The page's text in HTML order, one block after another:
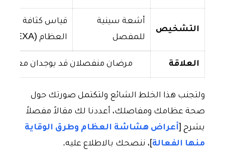
التشخيص
أشعة سينية
للمفصل
قياس كثافة
العظام (DEXA)
العلاقة مرضان منفصلان قد يوجدان معاً
ولتجنب هذا الخلط الشائع ولتكتمل صورتك حول
صحة عظامك ومفاصلك، أعددنا لك مقالاً مفصلاً
يشرح [ أعراض هشاشة العظام وطرق الوقاية
منها الفعالة ]، ننصحك بالاطلاع عليه.